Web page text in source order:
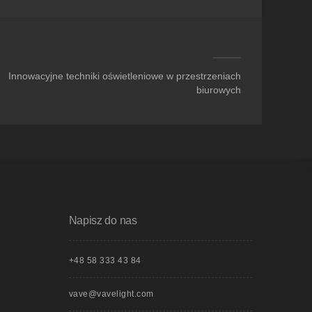
Innowacyjne techniki oświetleniowe w przestrzeniach
biurowych
Napisz do nas
+48 58 333 43 84
vave@vavelight.com